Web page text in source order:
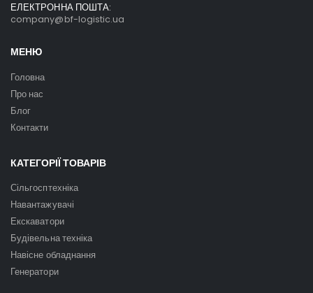
ЕЛЕКТРОННА ПОШТА:
company@bf-logistic.ua
МЕНЮ
Головна
Про нас
Блог
Контакти
КАТЕГОРІЇ ТОВАРІВ
Сільгосптехніка
Навантажувачі
Екскаватори
Будівельна техніка
Навісне обладнання
Генератори